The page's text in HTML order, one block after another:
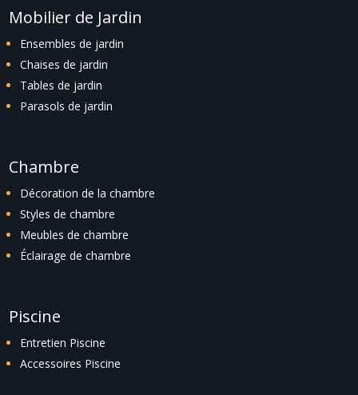
Mobilier de Jardin
Ensembles de jardin
Chaises de jardin
Tables de jardin
Parasols de jardin
Chambre
Décoration de la chambre
Styles de chambre
Meubles de chambre
Éclairage de chambre
Piscine
Entretien Piscine
Accessoires Piscine